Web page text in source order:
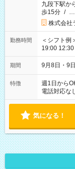
九段下駅か
歩15分 / …
株式会社
勤務時間
＜シフト例
19:00 12:30～22:00 上記の時間から
時間は変更
期間 9月8日・9日
特徴 週1日から
電話対応な
気になる！